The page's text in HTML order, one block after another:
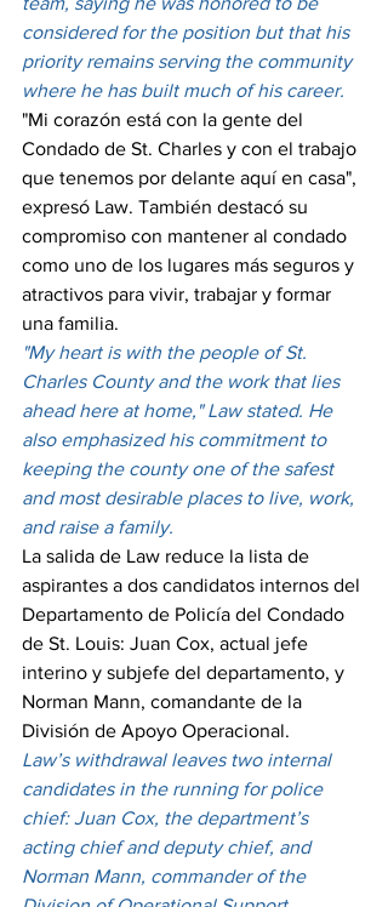
considered for the position but that his
priority remains serving the community
where he has built much of his career.
"Mi corazón está con la gente del
Condado de St. Charles y con el trabajo
que tenemos por delante aquí en casa",
expresó Law. También destacó su
compromiso con mantener al condado
como uno de los lugares más seguros y
atractivos para vivir, trabajar y formar
una familia.
"My heart is with the people of St.
Charles County and the work that lies
ahead here at home," Law stated. He
also emphasized his commitment to
keeping the county one of the safest
and most desirable places to live, work,
and raise a family.
La salida de Law reduce la lista de
aspirantes a dos candidatos internos del
Departamento de Policía del Condado
de St. Louis: Juan Cox, actual jefe
interino y subjefe del departamento, y
Norman Mann, comandante de la
División de Apoyo Operacional.
Law’s withdrawal leaves two internal
candidates in the running for police
chief: Juan Cox, the department’s
acting chief and deputy chief, and
Norman Mann, commander of the